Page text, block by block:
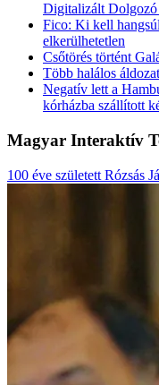
Digitalizált
Fico: Ki kell
elkerülhetetlen
Csőtörés történt
Több halálos
Negatív lett a
kórházba szállított
Magyar Interaktív
100 éve született Rózsás